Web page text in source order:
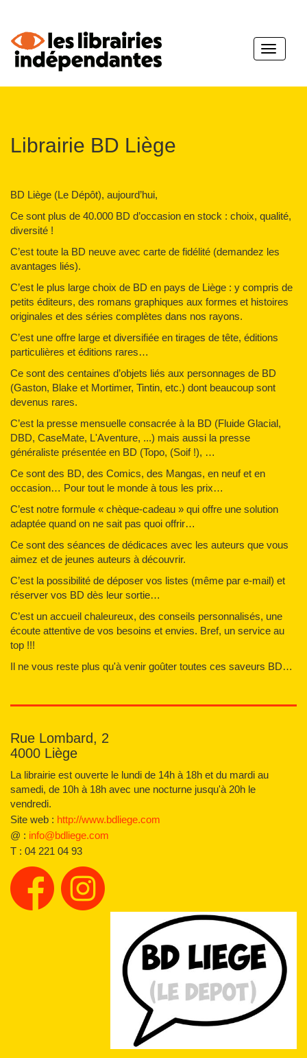
Toggle
Librairie BD Liège
BD Liège (Le Dépôt), aujourd’hui,
Ce sont plus de 40.000 BD d’occasion en stock : choix, qualité,
diversité !
C’est toute la BD neuve avec carte de fidélité (demandez les
avantages liés).
C’est le plus large choix de BD en pays de Liège : y compris de
petits éditeurs, des romans graphiques aux formes et histoires
originales et des séries complètes dans nos rayons.
C’est une offre large et diversifiée en tirages de tête, éditions
particulières et éditions rares…
Ce sont des centaines d’objets liés aux personnages de BD
(Gaston, Blake et Mortimer, Tintin, etc.) dont beaucoup sont
devenus rares.
C’est la presse mensuelle consacrée à la BD (Fluide Glacial,
DBD, CaseMate, L'Aventure, ...) mais aussi la presse
généraliste présentée en BD (Topo, (Soif !), …
Ce sont des BD, des Comics, des Mangas, en neuf et en
occasion… Pour tout le monde à tous les prix…
C’est notre formule « chèque-cadeau » qui offre une solution
adaptée quand on ne sait pas quoi offrir…
Ce sont des séances de dédicaces avec les auteurs que vous
aimez et de jeunes auteurs à découvrir.
C’est la possibilité de déposer vos listes (même par e-mail) et
réserver vos BD dès leur sortie…
C’est un accueil chaleureux, des conseils personnalisés, une
écoute attentive de vos besoins et envies. Bref, un service au
top !!!
Il ne vous reste plus qu'à venir goûter toutes ces saveurs BD…
Rue Lombard, 2
4000 Liège
La librairie est ouverte le lundi de 14h à 18h et du mardi au
samedi, de 10h à 18h avec une nocturne jusqu'à 20h le
vendredi.
Site web : http://www.bdliege.com
@ : info@bdliege.com
T : 04 221 04 93